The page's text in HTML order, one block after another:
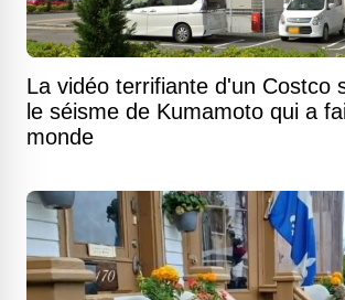
La vidéo terrifiante d'un Costco
le séisme de Kumamoto qui a
monde